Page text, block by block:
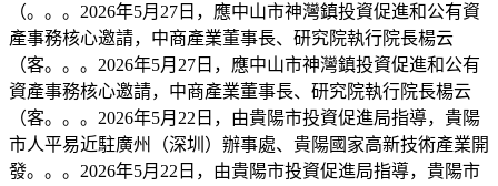
（。。。2026年5月27日，應中山市神灣鎮投資促進和公有資
產事務核心邀請，中商產業董事長、研究院執行院長楊云
（客。。。2026年5月27日，應中山市神灣鎮投資促進和公有
資產事務核心邀請，中商產業董事長、研究院執行院長楊云
（客。。。2026年5月22日，由貴陽市投資促進局指導，貴陽
市人平易近駐廣州（深圳）辦事處、貴陽國家高新技術產業開
發。。。2026年5月22日，由貴陽市投資促進局指導，貴陽市